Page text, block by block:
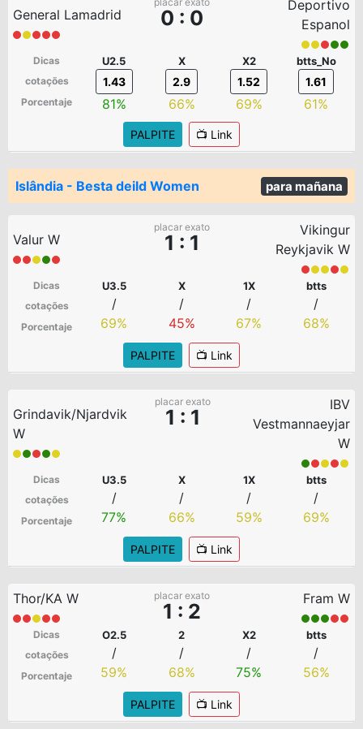
General Lamadrid 0 : 0
Deportivo
Espanol
Dicas
cotações
Porcentaje
U2.5
1.43
81%
X
2.9
66%
X2
1.52
69%
btts_No
1.61
61%
PALPITE 📺 Link
Islândia - Besta deild Women para mañana
Valur W
placar exato
1 : 1
Vikingur
Reykjavik W
Dicas
cotações
Porcentaje
U3.5
/
69%
X
/
45%
1X
/
67%
btts
/
68%
PALPITE 📺 Link
Grindavik/Njardvik
W
placar exato
1 : 1
IBV
Vestmannaeyjar
W
Dicas
cotações
Porcentaje
U3.5
/
77%
X
/
66%
1X
/
59%
btts
/
69%
PALPITE 📺 Link
Thor/KA W placar exato
1 : 2
Fram W
Dicas
cotações
Porcentaje
O2.5
/
59%
2
/
68%
X2
/
75%
btts
/
56%
PALPITE 📺 Link